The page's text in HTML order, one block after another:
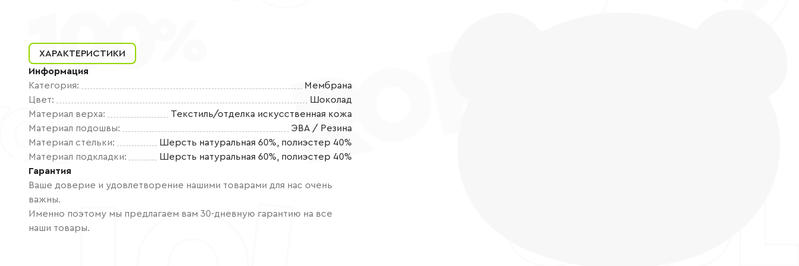
ХАРАКТЕРИСТИКИ
Информация
Категория:
Мембрана
Цвет:
Шоколад
Материал верха:
Текстиль/отделка искусственная кожа
Материал подошвы:
ЭВА / Резина
Материал стельки:
Шерсть натуральная 60%, полиэстер 40%
Материал подкладки:
Шерсть натуральная 60%, полиэстер 40%
Гарантия
Ваше доверие и удовлетворение нашими товарами для нас очень
важны.
Именно поэтому мы предлагаем вам 30-дневную гарантию на все
наши товары.